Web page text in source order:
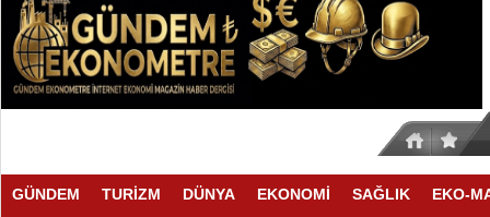
GÜNDEM TURİZM DÜNYA EKONOMİ SAĞLIK EKO-